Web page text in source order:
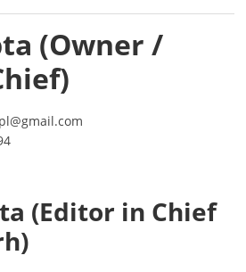
(Owner /
(Editor in Chief